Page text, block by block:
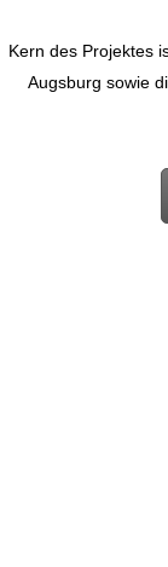
Kern des Projektes
Augsburg sowie